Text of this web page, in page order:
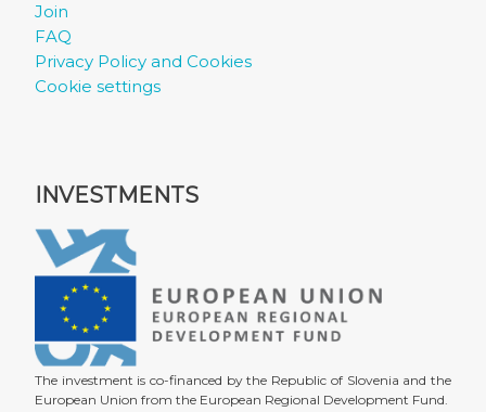
Join
FAQ
Privacy Policy and Cookies
Cookie settings
INVESTMENTS
The investment is co-financed by the Republic of Slovenia and the
European Union from the European Regional Development Fund.